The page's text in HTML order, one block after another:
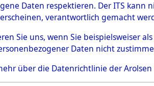
0004
Daten respektieren. Der ITS
verantwortlich gemacht
Sie uns, wenn Sie beispielsweiser
Daten nicht
über die Datenrichtlinie der Arolsen